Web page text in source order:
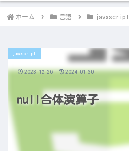
ホーム 言語 javascript
null合体演算子
javascript
2023.12.26 2024.01.30